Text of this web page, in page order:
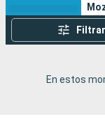
Filtrar
En estos